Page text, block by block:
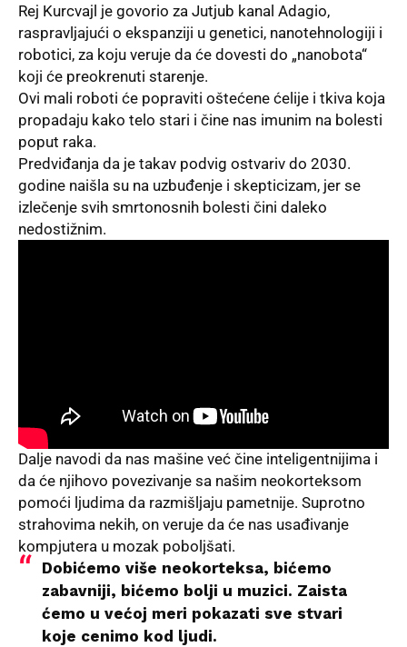
Rej Kurcvajl je govorio za Jutjub kanal Adagio,
raspravljajući o ekspanziji u genetici, nanotehnologiji i
robotici, za koju veruje da će dovesti do „nanobota“
koji će preokrenuti starenje.
Ovi mali roboti će popraviti oštećene ćelije i tkiva koja
propadaju kako telo stari i čine nas imunim na bolesti
poput raka.
Predviđanja da je takav podvig ostvariv do 2030.
godine naišla su na uzbuđenje i skepticizam, jer se
izlečenje svih smrtonosnih bolesti čini daleko
nedostižnim.
Dalje navodi da nas mašine već čine inteligentnijima i
da će njihovo povezivanje sa našim neokorteksom
pomoći ljudima da razmišljaju pametnije. Suprotno
strahovima nekih, on veruje da će nas usađivanje
kompjutera u mozak poboljšati.
Dobićemo više neokorteksa, bićemo
zabavniji, bićemo bolji u muzici. Zaista
ćemo u većoj meri pokazati sve stvari
koje cenimo kod ljudi.